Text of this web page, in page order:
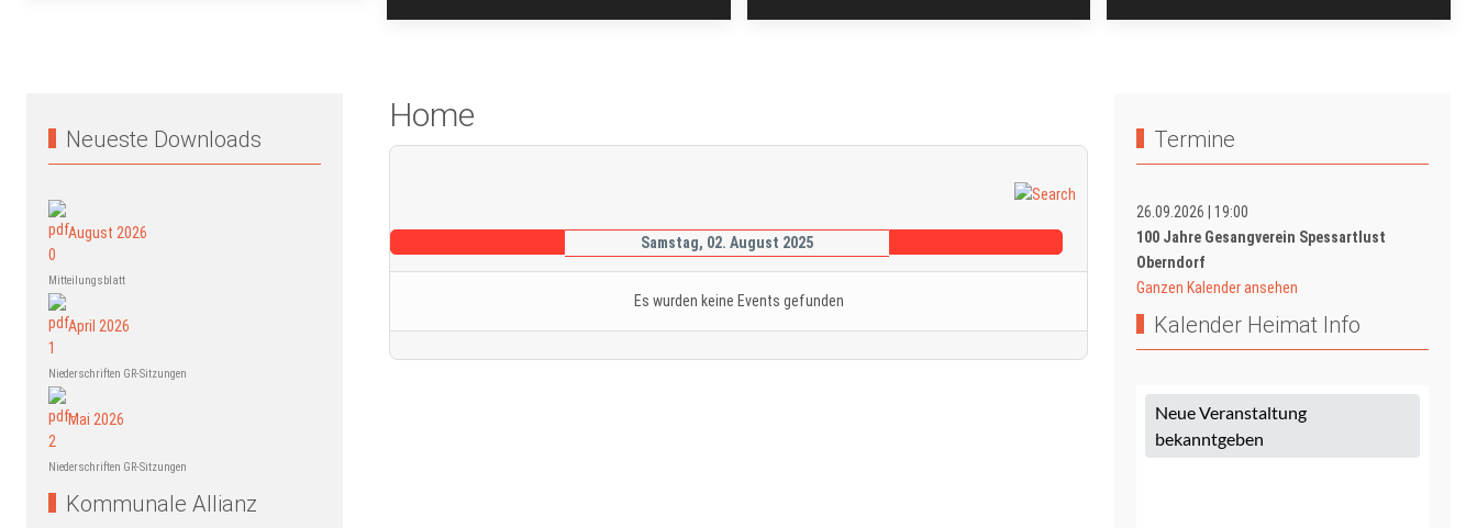
Neueste Downloads
August 2026
Mitteilungsblatt
April 2026
Niederschriften GR-Sitzungen
Mai 2026
Niederschriften GR-Sitzungen
Kommunale Allianz
Home
Samstag, 02. August 2025
Es wurden keine Events gefunden
Termine
26.09.2026
19:00
100 Jahre Gesangverein Spessartlust
Oberndorf
Ganzen Kalender ansehen
Kalender Heimat Info